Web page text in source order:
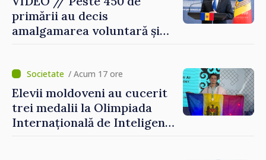
primării au decis
amalgamarea voluntară și
Grosu: „Este important să
depășim blocajele și să dăm o
șansă localităților să se
dezvolte”
/ Acum 17 ore
Elevii moldoveni au cucerit
trei medalii la Olimpiada
Internațională de Inteligență